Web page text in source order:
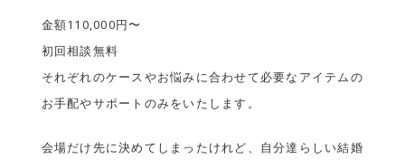
金額110,000円〜
初回相談無料
それぞれのケースやお悩みに合わせて必要なアイテムの
お手配やサポートのみをいたします。
会場だけ先に決めてしまったけれど、自分達らしい結婚